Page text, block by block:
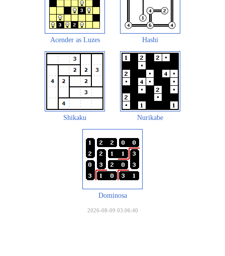
Acender as Luzes Hashi
Shikaku Nurikabe
Dominosa
2026-08-09 03:06:40